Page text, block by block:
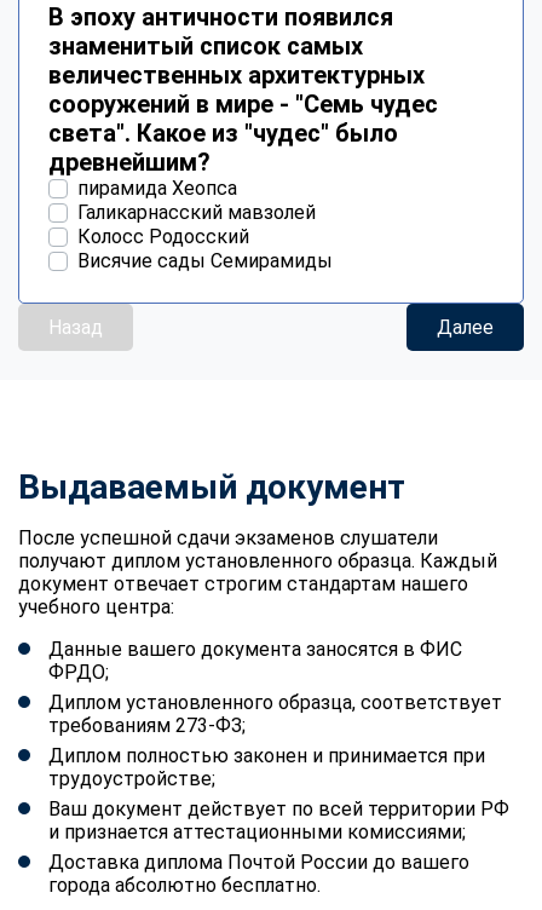
В эпоху античности появился
знаменитый список самых
величественных архитектурных
сооружений в мире - "Семь чудес
света". Какое из "чудес" было
древнейшим?
пирамида Хеопса
Галикарнасский мавзолей
Колосс Родосский
Висячие сады Семирамиды
Назад Далее
Выдаваемый документ
После успешной сдачи экзаменов слушатели
получают диплом установленного образца. Каждый
документ отвечает строгим стандартам нашего
учебного центра:
Данные вашего документа заносятся в ФИС
ФРДО;
Диплом установленного образца, соответствует
требованиям 273-ФЗ;
Диплом полностью законен и принимается при
трудоустройстве;
Ваш документ действует по всей территории РФ
и признается аттестационными комиссиями;
Доставка диплома Почтой России до вашего
города абсолютно бесплатно.